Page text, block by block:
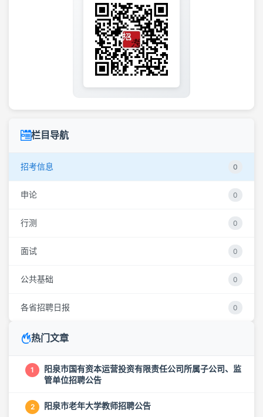
栏目导航
招考信息 0
申论 0
行测 0
面试 0
公共基础 0
各省招聘日报 0
热门文章
1
阳泉市国有资本运营投资有限责任公司所属子公司、监
管单位招聘公告
2 阳泉市老年大学教师招聘公告